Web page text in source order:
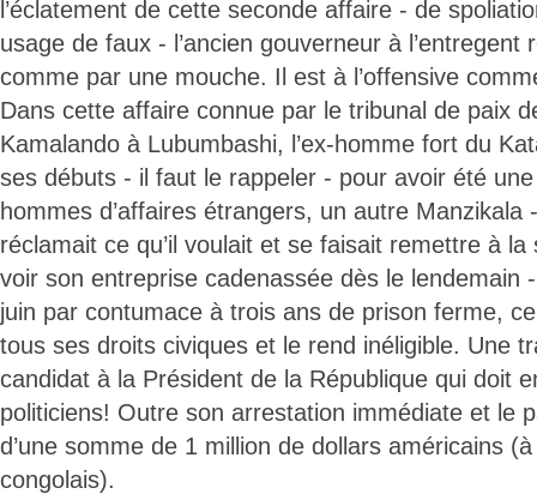
l’éclatement de cette seconde affaire - de
usage de faux - l’ancien gouverneur à l’entregent
comme par une mouche. Il est à l’offensive
Dans cette affaire connue par le tribunal de paix
Kamalando à Lubumbashi, l’ex-homme fort du
ses débuts - il faut le rappeler - pour avoir été
hommes d’affaires étrangers, un autre Manzikala
réclamait ce qu’il voulait et se faisait remettre à
voir son entreprise cadenassée dès le lendemain
juin par contumace à trois ans de prison ferme,
tous ses droits civiques et le rend inéligible. Une
candidat à la Président de la République qui doit
politiciens! Outre son arrestation immédiate et le
d’une somme de 1 million de dollars américains
congolais).